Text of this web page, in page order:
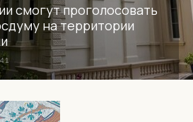
смогут проголосовать
на территории